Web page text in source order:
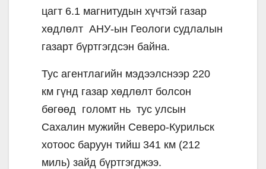
цагт 6.1 магнитудын хүчтэй газар
хөдлөлт АНУ-ын Геологи судлалын
газарт бүртгэгдсэн байна.
Тус агентлагийн мэдээлснээр 220
км гүнд газар хөдлөлт болсон
бөгөөд голомт нь тус улсын
Сахалин мужийн Северо-Курильск
хотоос баруун тийш 341 км (212
миль) зайд бүртгэгджээ.